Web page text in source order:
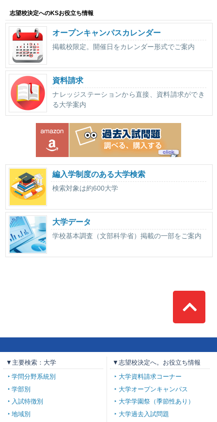
志望校決定へのKSお役立ち情報
オープンキャンパスカレンダー
掲載校限定。開催日をカレンダー形式でご案内
資料請求
ナレッジステーションから直接、資料請求ができ
る大学案内
編入学制度のある大学検索
検索対象は約600大学
大学データ
学校基本調査（文部科学省）掲載の一部をご案内
Top
▼主要検索：大学
学問分野系統別
学部別
入試特徴別
地域別
▼志望校決定へ。お役立ち情報
大学資料請求コーナー
大学オープンキャンパス
大学学園祭（季節性あり）
大学過去入試問題